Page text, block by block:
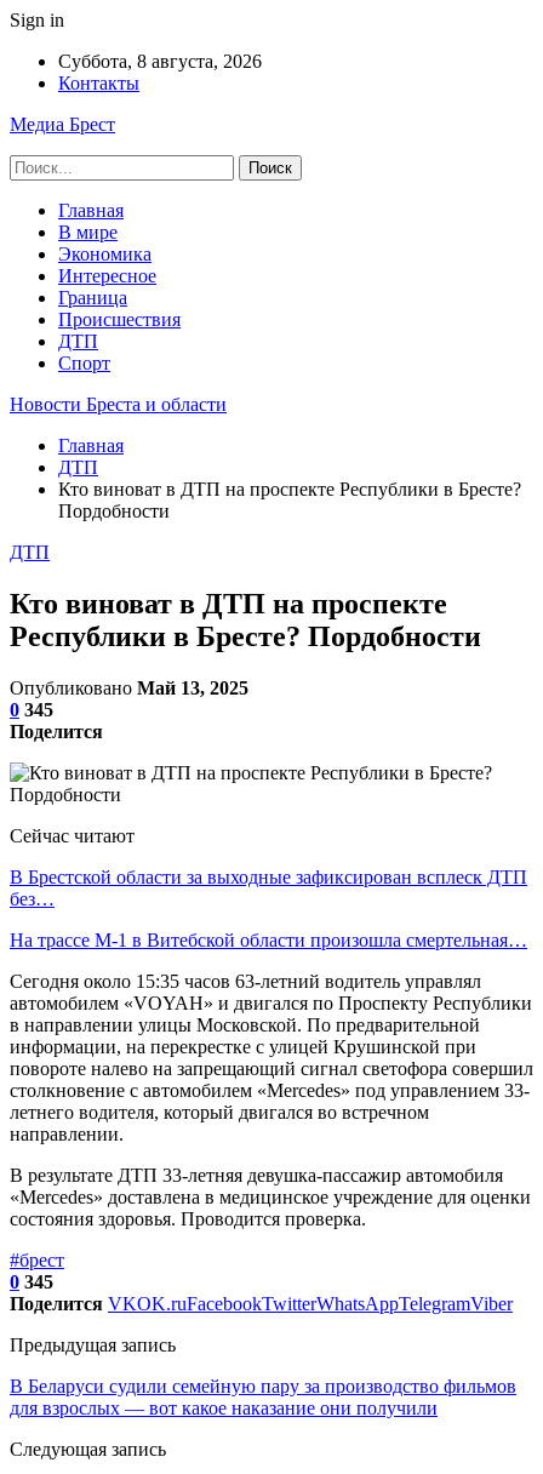
Sign in
Суббота, 8 августа, 2026
Контакты
Медиа Брест
Главная
В мире
Экономика
Интересное
Граница
Происшествия
ДТП
Спорт
Новости Бреста и области
Главная
ДТП
Кто виноват в ДТП на проспекте Республики в Бресте?
Пордобности
ДТП
Кто виноват в ДТП на проспекте
Республики в Бресте? Пордобности
Опубликовано Май 13, 2025
0 345
Поделится
Сейчас читают
В Брестской области за выходные зафиксирован всплеск ДТП
без…
На трассе М-1 в Витебской области произошла смертельная…
Сегодня около 15:35 часов 63-летний водитель управлял
автомобилем «VOYAH» и двигался по Проспекту Республики
в направлении улицы Московской. По предварительной
информации, на перекрестке с улицей Крушинской при
повороте налево на запрещающий сигнал светофора совершил
столкновение с автомобилем «Mercedes» под управлением 33-
летнего водителя, который двигался во встречном
направлении.
В результате ДТП 33-летняя девушка-пассажир автомобиля
«Mercedes» доставлена в медицинское учреждение для оценки
состояния здоровья. Проводится проверка.
#брест
0 345
Поделится VKOK.ruFacebookTwitterWhatsAppTelegramViber
Предыдущая запись
В Беларуси судили семейную пару за производство фильмов
для взрослых — вот какое наказание они получили
Следующая запись